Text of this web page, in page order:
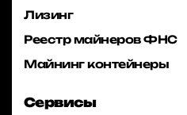
Лизинг
Реестр майнеров ФНС
Майнинг контейнеры
Сервисы